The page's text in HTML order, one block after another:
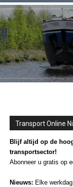
Transport Online
Blijf altijd op de
transportsector!
Abonneer u gratis op
Nieuws: Elke